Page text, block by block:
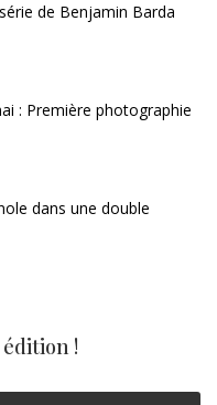
de Benjamin Barda
: Première photographie
dans une double
!